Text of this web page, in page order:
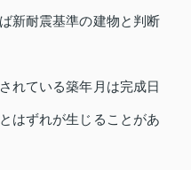
新耐震基準の建物と判断
れている築年月は完成日
はずれが生じることがあ